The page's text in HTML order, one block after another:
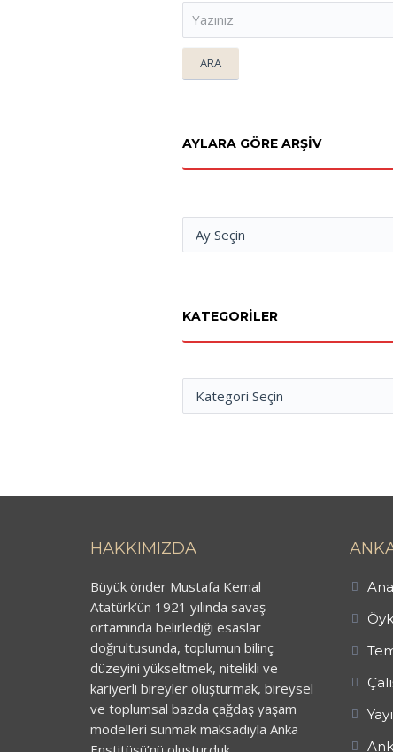
ARA
AYLARA GÖRE ARŞIV
KATEGORILER
HAKKIMIZDA
Büyük önder Mustafa Kemal
Atatürk’ün 1921 yılında savaş
ortamında belirlediği esaslar
doğrultusunda, toplumun bilinç
düzeyini yükseltmek, nitelikli ve
kariyerli bireyler oluşturmak, bireysel
ve toplumsal bazda çağdaş yaşam
modelleri sunmak maksadıyla Anka